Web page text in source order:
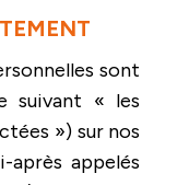
sont
suivant « les
») sur nos
appelés